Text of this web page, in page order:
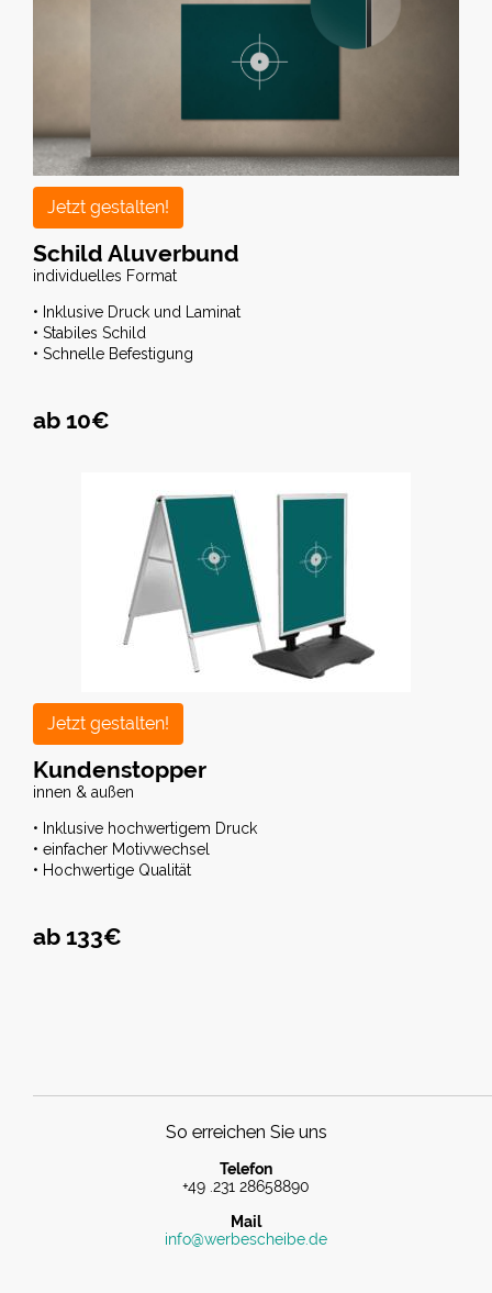
Jetzt gestalten!
Schild Aluverbund
individuelles Format
• Inklusive Druck und Laminat
• Stabiles Schild
• Schnelle Befestigung
ab 10€
Jetzt gestalten!
Kundenstopper
innen & außen
• Inklusive hochwertigem Druck
• einfacher Motivwechsel
• Hochwertige Qualität
ab 133€
So erreichen Sie uns
Telefon
+49 .231 28658890
Mail
info@werbescheibe.de